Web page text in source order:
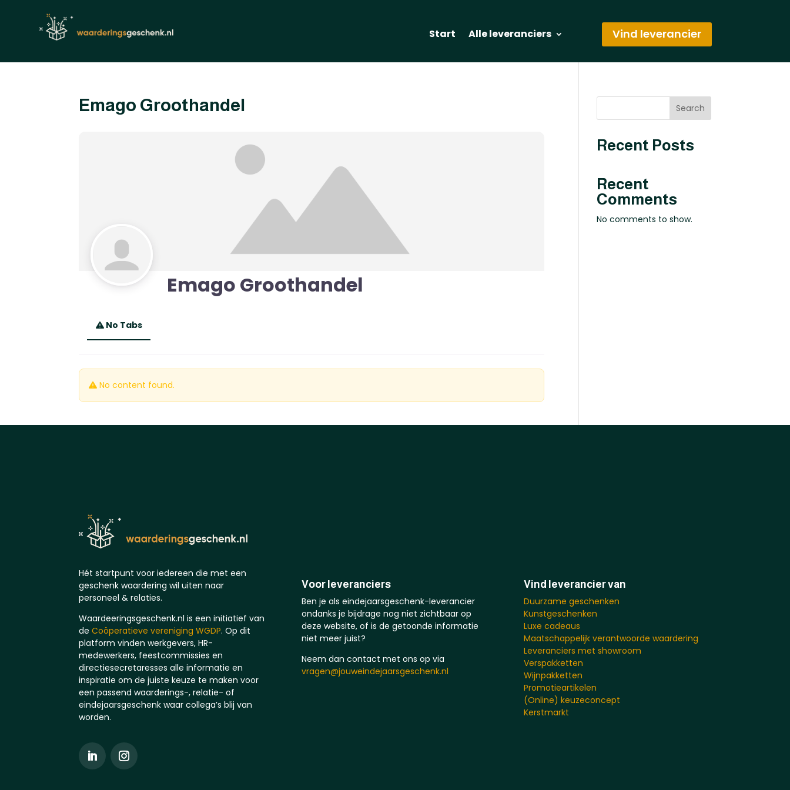
Start Alle leveranciers Vind leverancier
Emago Groothandel
Emago Groothandel
No Tabs
No content found.
Search
Recent Posts
Recent
Comments
No comments to show.
Hét startpunt voor iedereen die met een
geschenk waardering wil uiten naar
personeel & relaties.
Waardeeringsgeschenk.nl is een initiatief van
de Coöperatieve vereniging WGDP. Op dit
platform vinden werkgevers, HR-
medewerkers, feestcommissies en
directiesecretaresses alle informatie en
inspiratie om de juiste keuze te maken voor
een passend waarderings-, relatie- of
eindejaarsgeschenk waar collega’s blij van
worden.
Voor leveranciers
Ben je als eindejaarsgeschenk-leverancier
ondanks je bijdrage nog niet zichtbaar op
deze website, of is de getoonde informatie
niet meer juist?
Neem dan contact met ons op via
vragen@jouweindejaarsgeschenk.nl
Vind leverancier van
Duurzame geschenken
Kunstgeschenken
Luxe cadeaus
Maatschappelijk verantwoorde waardering
Leveranciers met showroom
Verspakketten
Wijnpakketten
Promotieartikelen
(Online) keuzeconcept
Kerstmarkt